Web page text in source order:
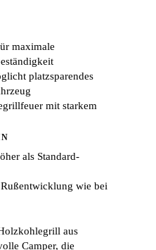
maximale
platzsparendes
mit starkem
als Standard-
wie bei
aus
Camper, die